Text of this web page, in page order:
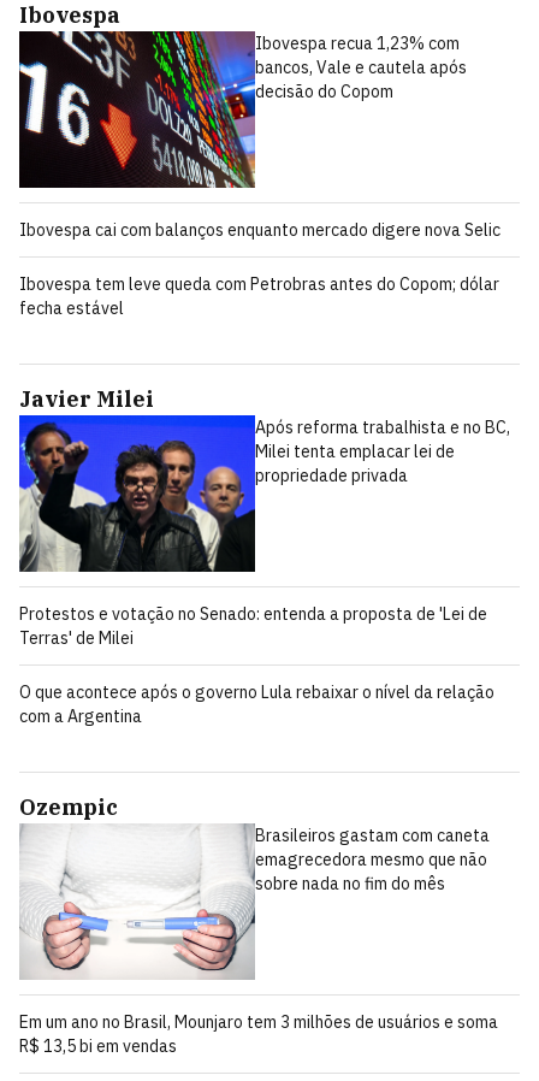
Ibovespa
Ibovespa recua 1,23% com
bancos, Vale e cautela após
decisão do Copom
Ibovespa cai com balanços enquanto mercado digere nova Selic
Ibovespa tem leve queda com Petrobras antes do Copom; dólar
fecha estável
Javier Milei
Após reforma trabalhista e no BC,
Milei tenta emplacar lei de
propriedade privada
Protestos e votação no Senado: entenda a proposta de 'Lei de
Terras' de Milei
O que acontece após o governo Lula rebaixar o nível da relação
com a Argentina
Ozempic
Brasileiros gastam com caneta
emagrecedora mesmo que não
sobre nada no fim do mês
Em um ano no Brasil, Mounjaro tem 3 milhões de usuários e soma
R$ 13,5 bi em vendas